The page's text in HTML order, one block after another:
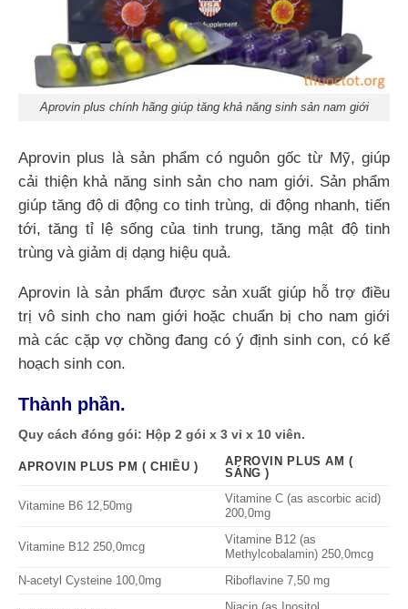
Aprovin plus chính hãng giúp tăng khả năng sinh sản nam giới
Aprovin plus là sản phẩm có nguôn gốc từ Mỹ, giúp
cải thiện khả năng sinh sản cho nam giới. Sản phẩm
giúp tăng độ di động co tinh trùng, di động nhanh, tiến
tới, tăng tỉ lệ sống của tinh trung, tăng mật độ tinh
trùng và giảm dị dạng hiệu quả.
Aprovin là sản phẩm được sản xuất giúp hỗ trợ điều
trị vô sinh cho nam giới hoặc chuẩn bị cho nam giới
mà các cặp vợ chồng đang có ý định sinh con, có kế
hoạch sinh con.
Thành phần.
Quy cách đóng gói: Hộp 2 gói x 3 vỉ x 10 viên.
APROVIN PLUS PM ( CHIỀU )
APROVIN PLUS AM (
SÁNG )
Vitamine B6 12,50mg
Vitamine C (as ascorbic acid)
200,0mg
Vitamine B12 250,0mcg
Vitamine B12 (as
Methylcobalamin) 250,0mcg
N-acetyl Cysteine 100,0mg Riboflavine 7,50 mg